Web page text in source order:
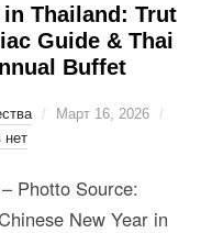
in Thailand: Trut
Guide & Thai
Buffet
Март 16, 2026
нет
Photto Source:
New Year in